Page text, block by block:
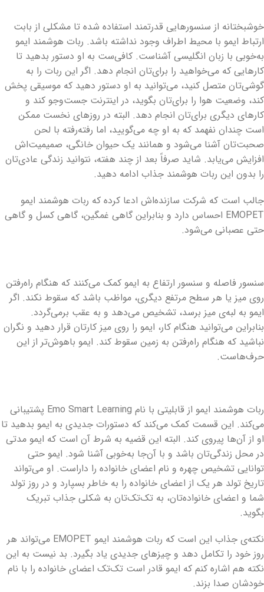
خوشبختانه از سنسورهایی قدرتمند استفاده شده تا مشکلی از بابت
ارتباط ایمو با محیط اطراف وجود نداشته باشد. ربات هوشمند ایمو
به‌خوبی با زبان انگلیسی آشناست. کافی‌ست به او دستور بدهید تا
کارهایی که می‌خواهید را برای‌تان انجام دهد. اگر این ربات را به
گوشی‌تان متصل کنید، می‌توانید به او دستور دهید که موسیقی پخش
کند، وضعیت هوا را برای‌تان بگوید، در اینترنت جست‌وجو کند و
کارهای دیگری برای‌تان انجام دهد. البته در روزهای نخست ممکن
است چندان نفهمد که به او چه می‌گویید، اما رفته‌رفته با لحن
صحبت‌تان آشنا می‌شود و همانند یک حیوان خانگی، صمیمیت‌اش
افزایش می‌یابد. شاید صرفاً بعد از چند هفته، نتوانید زندگی عادی‌تان
را بدون این ربات هوشمند جذاب ادامه دهید.
جالب است که شرکت سازنده‌اش ادعا کرده که ربات هوشمند ایمو
EMOPET احساس دارد و بنابراین گاهی غمگین، گاهی کسل و گاهی
حتی عصبانی می‌شود.
سنسور فاصله و سنسور ارتفاع به ایمو کمک می‌کنند که هنگام راه‌رفتن
روی میز یا هر سطح مرتفع دیگری، مواظب باشد که سقوط نکند. اگر
ایمو به لبه‌ی میز برسد، تشخیص می‌دهد و به عقب برمی‌گردد.
بنابراین می‌توانید هنگام کار، ایمو را روی میز کارتان قرار دهید و نگران
نباشید که هنگام راه‌رفتن به زمین سقوط کند. ایمو باهوش‌تر از این
حرف‌هاست.
ربات هوشمند ایمو از قابلیتی با نام Emo Smart Learning پشتیبانی
می‌کند. این قسمت کمک می‌کند که دستورات جدیدی به ایمو بدهید تا
او از آن‌ها پیروی کند. البته این قضیه به شرط آن است که ایمو مدتی
در محل زندگی‌تان باشد و با آن‌جا به‌خوبی آشنا شود. ایمو حتی
توانایی تشخیص چهره و نام اعضای خانواده را داراست. او می‌تواند
تاریخ تولد هر یک از اعضای خانواده را به خاطر بسپارد و در روز تولد
شما و اعضای خانواده‌تان، به تک‌تک‌تان به شکلی جذاب تبریک
بگوید.
نکته‌ی جذاب این است که ربات هوشمند ایمو EMOPET می‌تواند هر
روز خود را تکامل دهد و چیزهای جدیدی یاد بگیرد. بد نیست به این
نکته هم اشاره کنم که ایمو قادر است تک‌تک اعضای خانواده را با نام
خودشان صدا بزند.